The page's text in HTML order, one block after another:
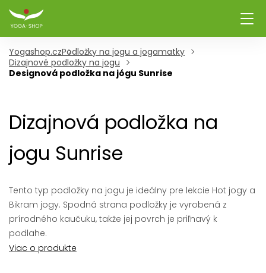
Yogashop.czPodložky na jogu a jogamatky
Dizajnové podložky na jogu
Designová podložka na jógu Sunrise
Dizajnová podložka na
jogu Sunrise
Tento typ podložky na jogu je ideálny pre lekcie Hot jogy a
Bikram jogy. Spodná strana podložky je vyrobená z
prírodného kaučuku, takže jej povrch je priľnavý k
podlahe.
Viac o produkte